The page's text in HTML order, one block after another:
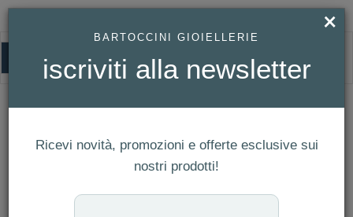
HOMEPAGE
OROLOGIO UOMO PILOT RC SKY L.E. CITIZEN SKYHAWK
Orologio Uomo Pilot RC Sky L.E.
Citizen Skyhawk Radiocontrol Ref.
JY8146-54E
×
BARTOCCINI GIOIELLERIE
iscriviti alla newsletter
Ricevi novità, promozioni e offerte esclusive sui
nostri prodotti!